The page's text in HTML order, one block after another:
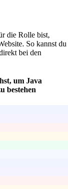
die Rolle bist,
So kannst du
bei den
um Java
bestehen